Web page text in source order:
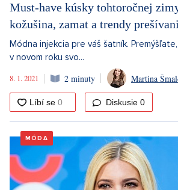
Must-have kúsky tohtoročnej
kožušina, zamat a trendy
Módna injekcia pre váš šatník.
v novom roku svo...
8. 1. 2021
2 minuty Martina
Diskusie 0
MÓDA